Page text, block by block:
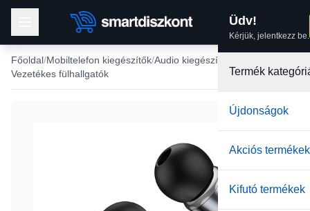
Üdv!
Kérjük, jelentkezz be.
Termék
Újdonságok
Akciós termékek
Kifutó termékek
Főoldal Mobiltelefon kiegészítők Audio kiegészítők
Vezetékes fülhallgatók